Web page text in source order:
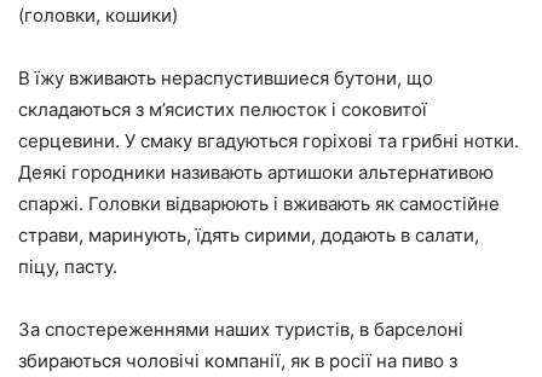
(головки, кошики)
В їжу вживають нераспустившиеся бутони, що
складаються з м’ясистих пелюсток і соковитої
серцевини. У смаку вгадуються горіхові та грибні нотки.
Деякі городники називають артишоки альтернативою
спаржі. Головки відварюють і вживають як самостійне
страви, маринують, їдять сирими, додають в салати,
піцу, пасту.
За спостереженнями наших туристів, в барселоні
збираються чоловічі компанії, як в росії на пиво з